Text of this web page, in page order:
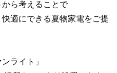
ら考えることで
適にできる夏物家電をご提
ライト」